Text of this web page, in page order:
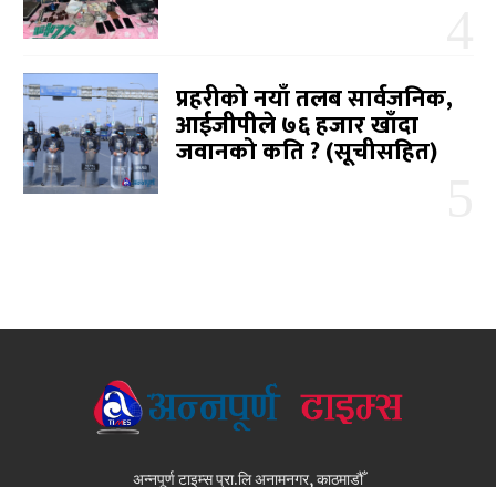
प्रहरीको नयाँ तलब सार्वजनिक,
आईजीपीले ७६ हजार खाँदा
जवानको कति ? (सूचीसहित)
अन्नपूर्ण टाइम्स प्रा.लि अनामनगर, काठमाडौँ